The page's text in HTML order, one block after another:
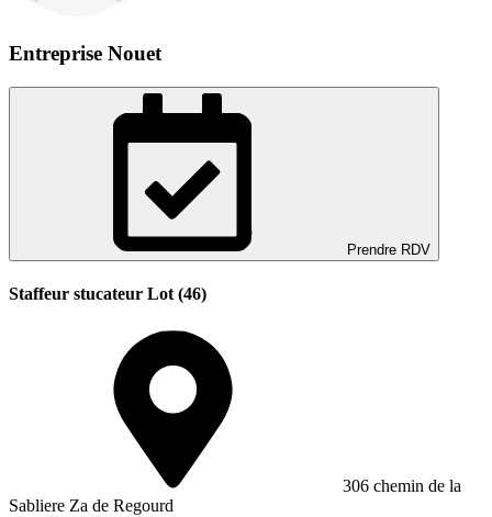
Entreprise Nouet
Prendre RDV
Staffeur stucateur Lot (46)
306 chemin de la
Sabliere Za de Regourd